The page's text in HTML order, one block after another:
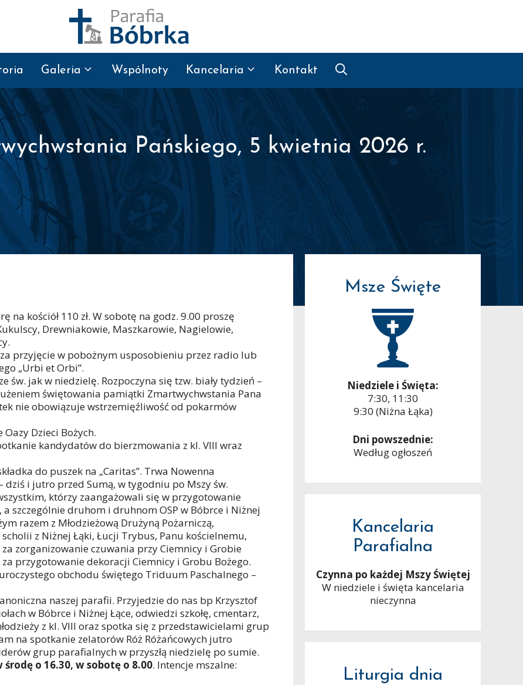
Galeria Wspólnoty Kancelaria Kontakt
Pańskiego, 5 kwietnia 2026 r.
na kościół 110 zł. W sobotę na godz. 9.00 proszę
Drewniakowie, Maszkarowie, Nagielowie,
przyjęcie w pobożnym usposobieniu przez radio lub
„Urbi et Orbi”.
św. jak w niedzielę. Rozpoczyna się tzw. biały tydzień –
świętowania pamiątki Zmartwychwstania Pana
nie obowiązuje wstrzemięźliwość od pokarmów
Dzieci Bożych.
kandydatów do bierzmowania z kl. VIII wraz
do puszek na „Caritas”. Trwa Nowenna
dziś i jutro przed Sumą, w tygodniu po Mszy św.
którzy zaangażowali się w przygotowanie
szczególnie druhom i druhnom OSP w Bóbrce i Niżnej
razem z Młodzieżową Drużyną Pożarniczą,
z Niżnej Łąki, Łucji Trybus, Panu kościelnemu,
zorganizowanie czuwania przy Ciemnicy i Grobie
przygotowanie dekoracji Ciemnicy i Grobu Bożego.
obchodu świętego Triduum Paschalnego –
naszej parafii. Przyjedzie do nas bp Krzysztof
w Bóbrce i Niżnej Łące, odwiedzi szkołę, cmentarz,
z kl. VIII oraz spotka się z przedstawicielami grup
na spotkanie zelatorów Róż Różańcowych jutro
grup parafialnych w przyszłą niedzielę po sumie.
o 16.30, w sobotę o 8.00. Intencje mszalne:
Msze Święte
Niedziele i Święta:
7:30, 11:30
9:30 (Niżna Łąka)
Dni powszednie:
Według ogłoszeń
Kancelaria
Parafialna
Czynna po każdej Mszy Świętej
W niedziele i święta kancelaria
nieczynna
Liturgia dnia